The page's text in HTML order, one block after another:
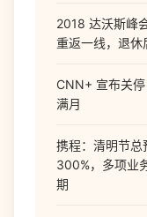
2018 达沃斯峰
重返一线，退休
CNN+ 宣布关
满月
携程：清明节总
300%，多项业
期